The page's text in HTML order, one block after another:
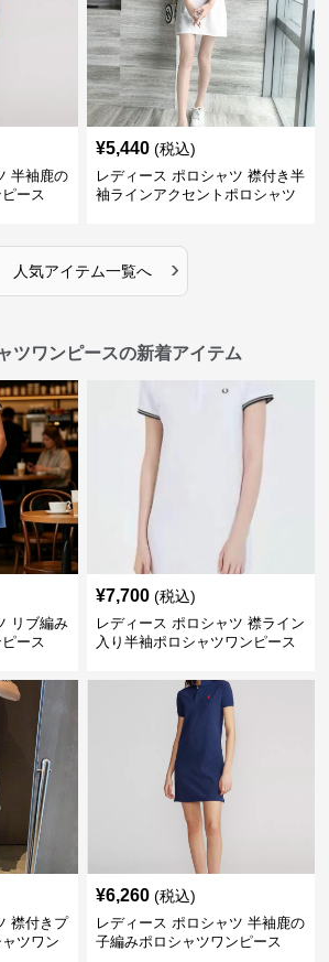
半袖鹿の
ース
¥5,440 (税込)
レディース ポロシャツ 襟付き半
袖ラインアクセントポロシャツ
人気アイテム一覧へ ›
ツワンピースの新着アイテム
リブ編み
ース
¥7,700 (税込)
レディース ポロシャツ 襟ライン
入り半袖ポロシャツワンピース
襟付きプ
ツワン
¥6,260 (税込)
レディース ポロシャツ 半袖鹿の
子編みポロシャツワンピース